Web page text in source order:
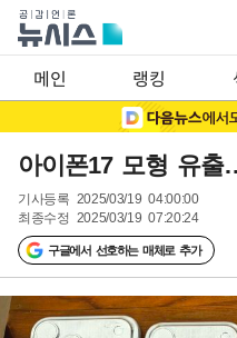
메인 랭킹
아이폰17 모형 유
기사등록 2025/03/19 04:00:00
최종수정 2025/03/19 07:20:24
구글에서 선호하는 매체로 추가